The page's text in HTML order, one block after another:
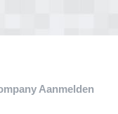
Aanmelden